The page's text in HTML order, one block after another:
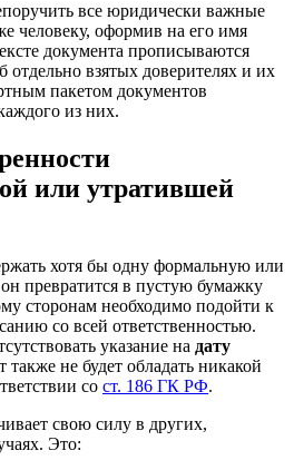
все юридически важные
человеку, оформив на его имя
документа прописываются
отдельно взятых доверителях и их
пакетом документов
из них.
или утратившей
хотя бы одну формальную или
превратится в пустую бумажку
сторонам необходимо подойти к
со всей ответственностью.
указание на дату
также не будет обладать никакой
со ст. 186 ГК РФ.
свою силу в других,
Это: